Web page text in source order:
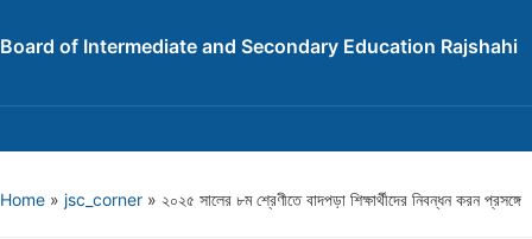
Board of Intermediate and Secondary Education Rajshahi
Home » jsc_corner » ২০২৫ সালের ৮ম শ্রেণীতে বাদপড়া শিক্ষার্থীদের নিবন্ধন করন প্রসঙ্গে